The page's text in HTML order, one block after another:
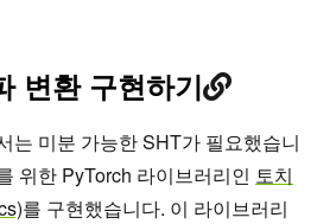
변환 구현하기
는 미분 가능한 SHT가 필요했습니
위한 PyTorch 라이브러리인 토치
를 구현했습니다. 이 라이브러리